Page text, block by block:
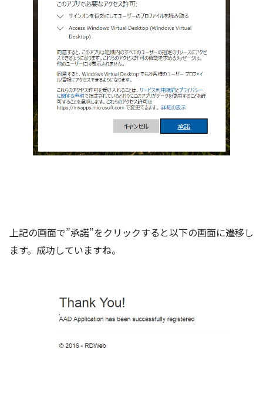
上記の画面で”承諾”をクリックすると以下の画面に遷移し
ます。成功していますね。